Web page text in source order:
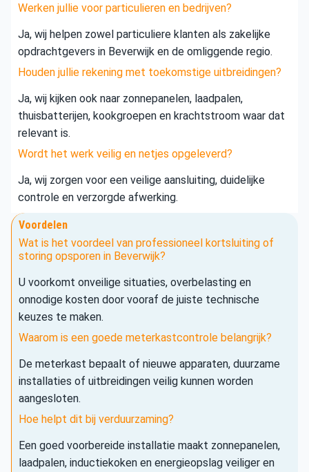
Werken jullie voor particulieren en bedrijven?
Ja, wij helpen zowel particuliere klanten als zakelijke
opdrachtgevers in Beverwijk en de omliggende regio.
Houden jullie rekening met toekomstige uitbreidingen?
Ja, wij kijken ook naar zonnepanelen, laadpalen,
thuisbatterijen, kookgroepen en krachtstroom waar dat
relevant is.
Wordt het werk veilig en netjes opgeleverd?
Ja, wij zorgen voor een veilige aansluiting, duidelijke
controle en verzorgde afwerking.
Voordelen
Wat is het voordeel van professioneel kortsluiting of
storing opsporen in Beverwijk?
U voorkomt onveilige situaties, overbelasting en
onnodige kosten door vooraf de juiste technische
keuzes te maken.
Waarom is een goede meterkastcontrole belangrijk?
De meterkast bepaalt of nieuwe apparaten, duurzame
installaties of uitbreidingen veilig kunnen worden
aangesloten.
Hoe helpt dit bij verduurzaming?
Een goed voorbereide installatie maakt zonnepanelen,
laadpalen, inductiekoken en energieopslag veiliger en